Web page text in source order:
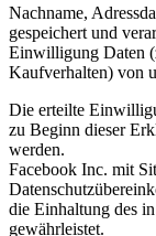
Nachname,
gespeichert und
Einwilligung Daten
Kaufverhalten) von
Die erteilte
zu Beginn dieser
werden.
Facebook Inc. mit
die Einhaltung des
gewährleistet.